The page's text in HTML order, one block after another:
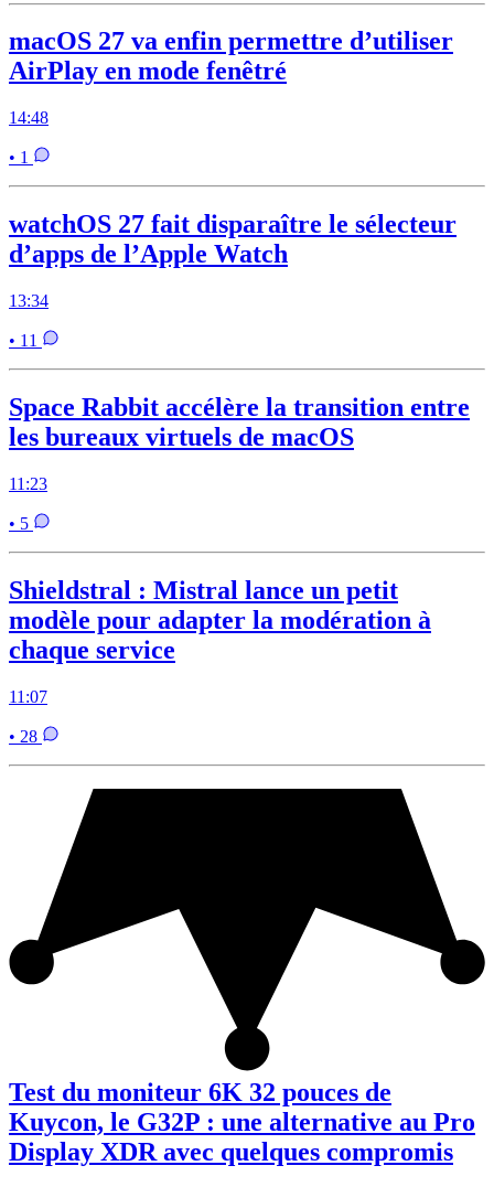
macOS 27 va enfin permettre d’utiliser
AirPlay en mode fenêtré
14:48
• 1
watchOS 27 fait disparaître le sélecteur
d’apps de l’Apple Watch
13:34
• 11
Space Rabbit accélère la transition entre
les bureaux virtuels de macOS
11:23
• 5
Shieldstral : Mistral lance un petit
modèle pour adapter la modération à
chaque service
11:07
• 28
Test du moniteur 6K 32 pouces de
Kuycon, le G32P : une alternative au Pro
Display XDR avec quelques compromis